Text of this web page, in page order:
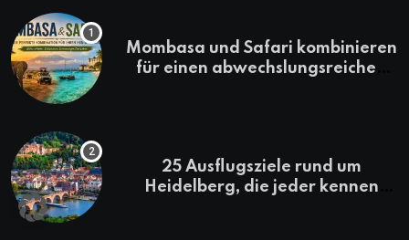
Mombasa und Safari kombinieren
für einen abwechslungsreichen
25 Ausflugsziele rund um
Heidelberg, die jeder kennen